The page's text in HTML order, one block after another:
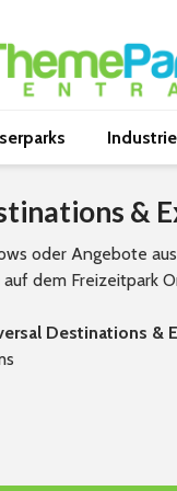
Industrie
&
oder Angebote
dem Freizeitpark
Destinations &